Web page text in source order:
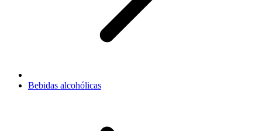
Bebidas alcohólicas